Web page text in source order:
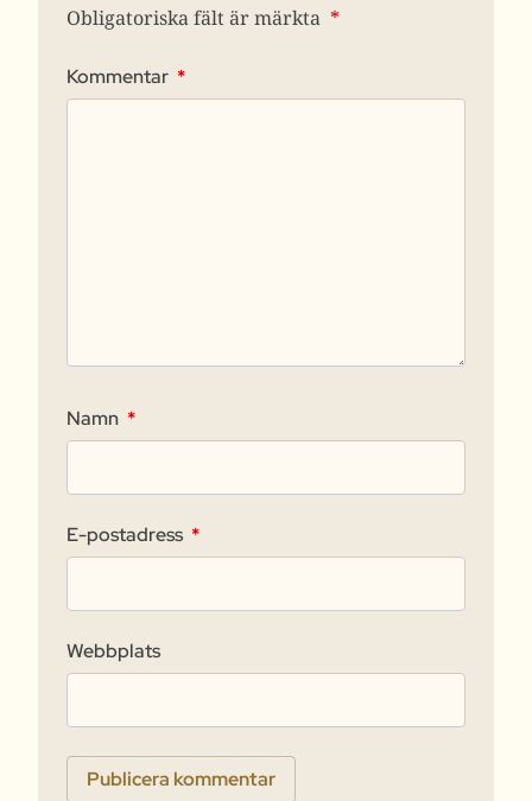
Obligatoriska fält är märkta *
Kommentar *
Namn *
E-postadress *
Webbplats